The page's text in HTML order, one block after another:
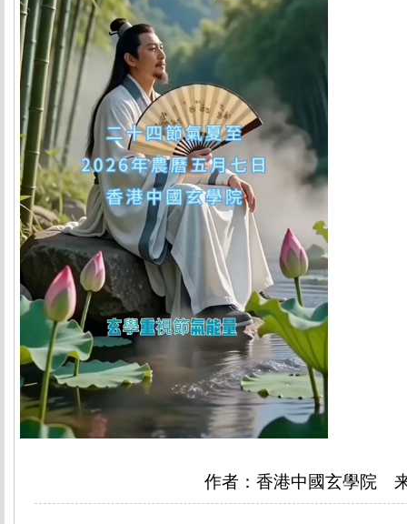
作者：香港中國玄學院